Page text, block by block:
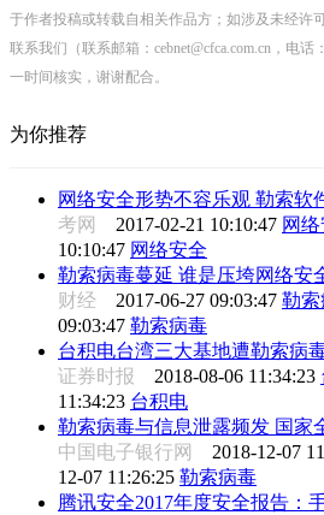
于作者投稿或转载自相关作品方；如涉及未经许
联系我们（联系邮箱：cebnet@cfca.com.cn，电话
一时间核实，谢谢配合。
为你推荐
网络安全形势不容乐观 勒索软
考网 2017-02-21 10:10:47 网
10:10:47 网络安全
勒索病毒蔓延 谁是压垮网络安
财经 2017-06-27 09:03:47 勒
09:03:47 勒索病毒
台积电台湾三大基地遭勒索病
证券时报 2018-08-06 11:34:23
11:34:23 台积电
勒索病毒与信息泄露频发 国家
中国电子银行网 2018-12-07
12-07 11:26:25 勒索病毒
腾讯安全2017年度安全报告：